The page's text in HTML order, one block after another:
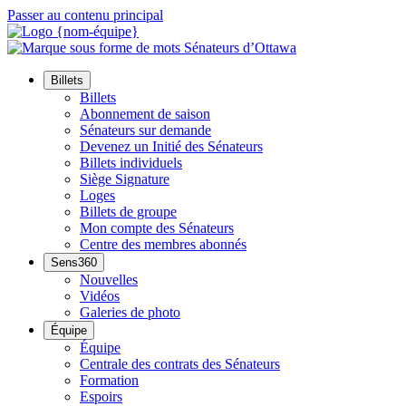
Passer au contenu principal
Billets
Billets
Abonnement de saison
Sénateurs sur demande
Devenez un Initié des Sénateurs
Billets individuels
Siège Signature
Loges
Billets de groupe
Mon compte des Sénateurs
Centre des membres abonnés
Sens360
Nouvelles
Vidéos
Galeries de photo
Équipe
Équipe
Centrale des contrats des Sénateurs
Formation
Espoirs